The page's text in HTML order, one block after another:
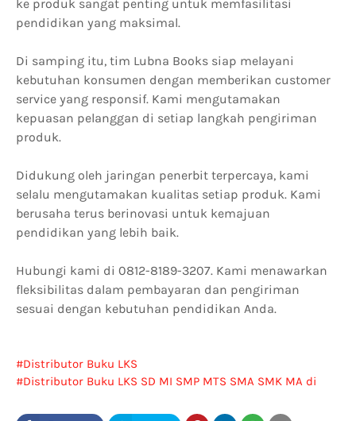
ke produk sangat penting untuk memfasilitasi
pendidikan yang maksimal.
Di samping itu, tim Lubna Books siap melayani
kebutuhan konsumen dengan memberikan customer
service yang responsif. Kami mengutamakan
kepuasan pelanggan di setiap langkah pengiriman
produk.
Didukung oleh jaringan penerbit terpercaya, kami
selalu mengutamakan kualitas setiap produk. Kami
berusaha terus berinovasi untuk kemajuan
pendidikan yang lebih baik.
Hubungi kami di 0812-8189-3207. Kami menawarkan
fleksibilitas dalam pembayaran dan pengiriman
sesuai dengan kebutuhan pendidikan Anda.
Distributor Buku LKS
Distributor Buku LKS SD MI SMP MTS SMA SMK MA di